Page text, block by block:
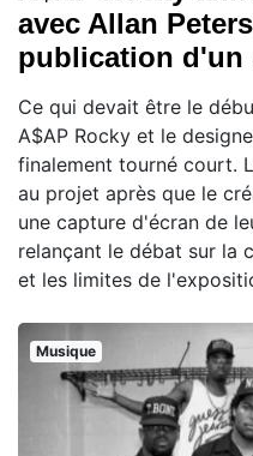
avec Allan
publication d'un
Ce qui devait être le
A$AP Rocky et le
finalement tourné court.
au projet après que le
une capture d'écran de
relançant le débat sur la
et les limites de
Musique